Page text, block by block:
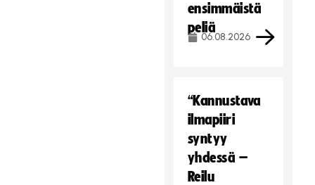
ensimmäistä
peliä
06.08.2026
“Kannustava
ilmapiiri
syntyy
yhdessä –
Reilu